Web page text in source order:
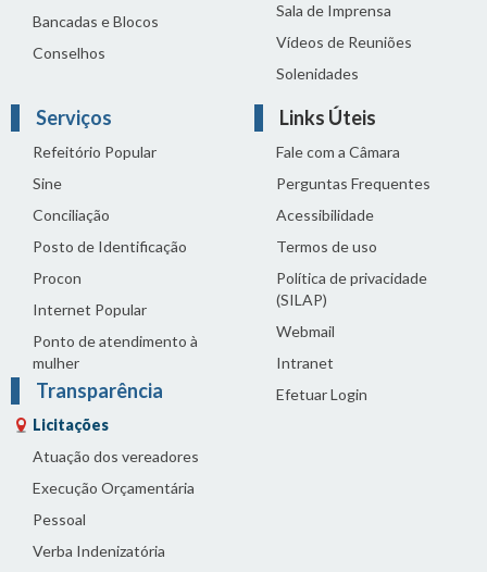
Bancadas e Blocos
Conselhos
Sala de Imprensa
Vídeos de Reuniões
Solenidades
Serviços
Refeitório Popular
Sine
Conciliação
Posto de Identificação
Procon
Internet Popular
Ponto de atendimento à
mulher
Transparência
Licitações
Atuação dos vereadores
Execução Orçamentária
Pessoal
Verba Indenizatória
Links Úteis
Fale com a Câmara
Perguntas Frequentes
Acessibilidade
Termos de uso
Política de privacidade
(SILAP)
Webmail
Intranet
Efetuar Login